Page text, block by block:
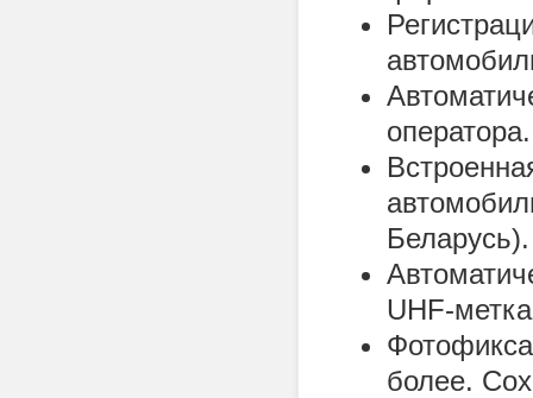
оператора.
Беларусь).
UHF-
более.